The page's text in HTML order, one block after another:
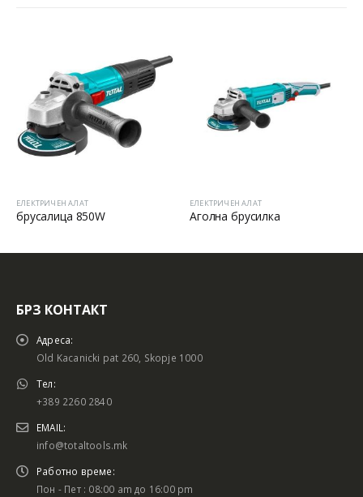
ЕЛЕКТРИЧЕН АЛАТ
брусалица 850W
ЕЛЕКТРИЧЕН АЛАТ
Аголна брусилка
БРЗ КОНТАКТ
Адреса:
Old Kacanicki pat 260, Skopje 1000
Тел:
+389 2260 2840
EMAIL:
info@totaltools.mk
Работно време:
Пон - Пет : 08:00 am до 16:00 pm